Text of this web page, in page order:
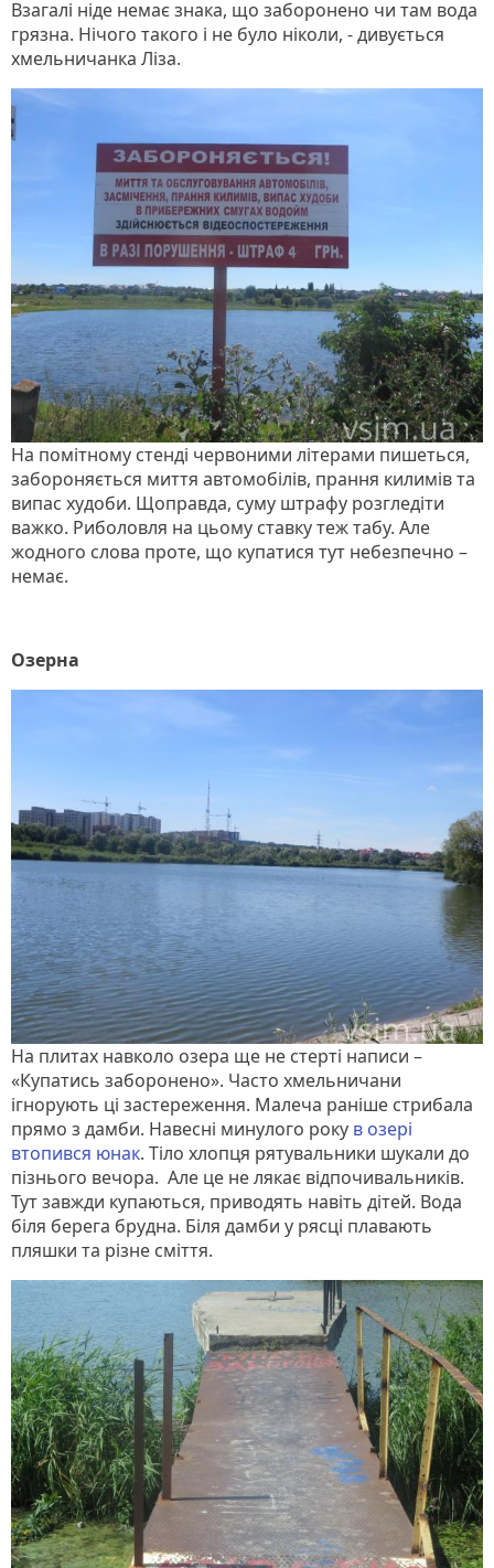
Взагалі ніде немає знака, що заборонено чи там вода
грязна. Нічого такого і не було ніколи, - дивується
хмельничанка Ліза.
На помітному стенді червоними літерами пишеться,
забороняється миття автомобілів, прання килимів та
випас худоби. Щоправда, суму штрафу розгледіти
важко. Риболовля на цьому ставку теж табу. Але
жодного слова проте, що купатися тут небезпечно –
немає.
Озерна
На плитах навколо озера ще не стерті написи –
«Купатись заборонено». Часто хмельничани
ігнорують ці застереження. Малеча раніше стрибала
прямо з дамби. Навесні минулого року в озері
втопився юнак. Тіло хлопця рятувальники шукали до
пізнього вечора. Але це не лякає відпочивальників.
Тут завжди купаються, приводять навіть дітей. Вода
біля берега брудна. Біля дамби у рясці плавають
пляшки та різне сміття.